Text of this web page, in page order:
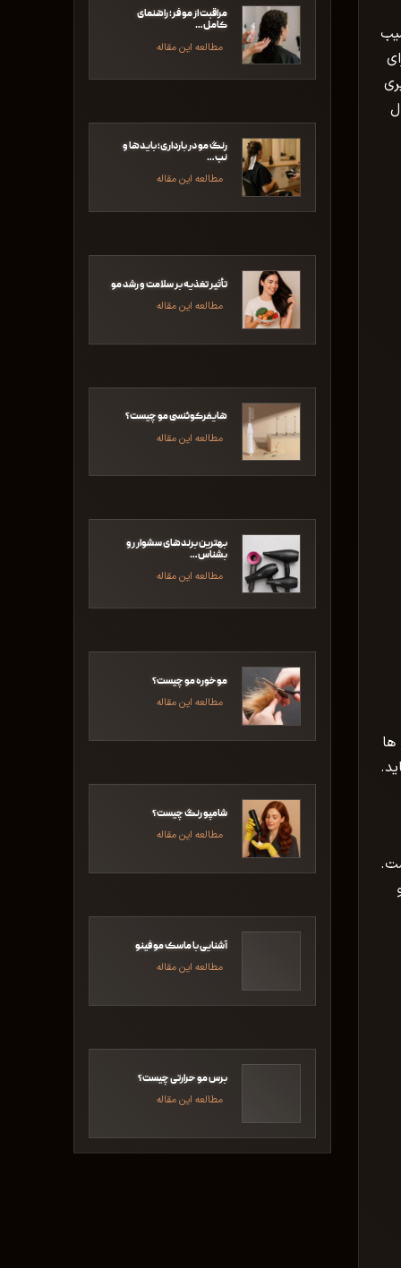
ها
مراقبت از مو فر؛ راهنمای
کامل…
مطالعه این مقاله
رنگ مو در بارداری؛ بایدها و
نب…
مطالعه این مقاله
تأثیر تغذیه بر سلامت و رشد مو
مطالعه این مقاله
هایفرکوئنسی مو چیست؟
مطالعه این مقاله
بهترین برند‌های سشوار رو
بشناس…
مطالعه این مقاله
موخوره مو چیست؟
مطالعه این مقاله
شامپو رنگ چیست؟
مطالعه این مقاله
آشنایی با ماسک مو فینو
مطالعه این مقاله
برس مو حرارتی چیست؟
مطالعه این مقاله